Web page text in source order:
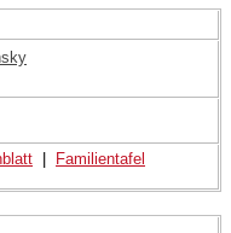
Familientafel